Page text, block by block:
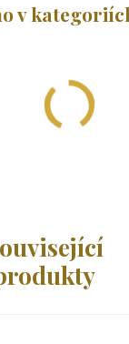
v